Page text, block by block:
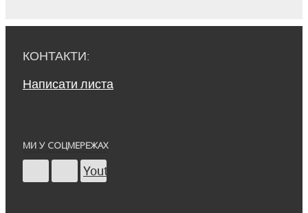
КОНТАКТИ:
Написати листа
МИ У СОЦМЕРЕЖАХ
Youtube